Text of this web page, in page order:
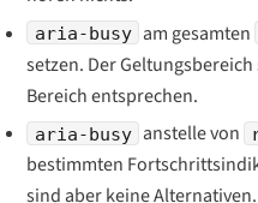
aria-busy am gesamten
setzen. Der
Bereich entsprechen.
aria-busy anstelle von
bestimmten
sind aber keine Alternativen.